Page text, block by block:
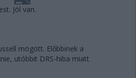
Jól van.
mögött. Előbbinek a
utóbbit DRS-hiba miatt